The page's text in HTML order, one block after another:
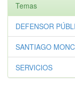
Temas
DEFENSOR
SANTIAGO
SERVICIOS